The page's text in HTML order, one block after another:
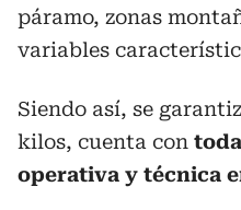
páramo, zonas
variables
Siendo así, se
kilos, cuenta con
operativa y técnica